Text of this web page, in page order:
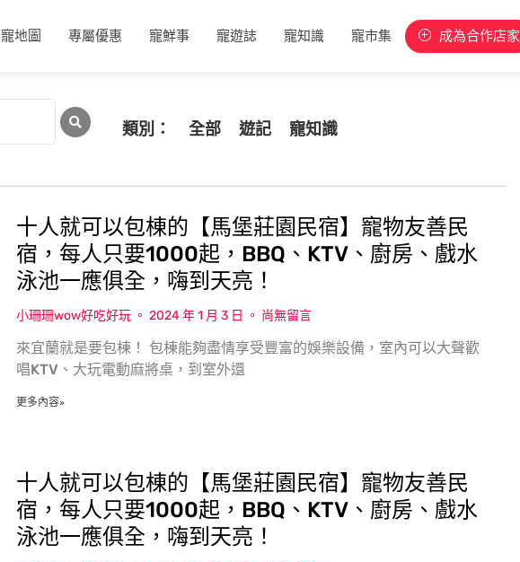
寵地圖 專屬優惠 寵鮮事 寵遊誌 寵知識 寵市集 成為合作店家
類別： 全部 遊記 寵知識
十人就可以包棟的【馬堡莊園民宿】寵物友善民
宿，每人只要1000起，BBQ、KTV、廚房、戲水
泳池一應俱全，嗨到天亮！
小珊珊wow好吃好玩 2024 年 1 月 3 日 尚無留言
來宜蘭就是要包棟！ 包棟能夠盡情享受豐富的娛樂設備，室內可以大聲歡
唱KTV、大玩電動麻將桌，到室外還
更多內容»
十人就可以包棟的【馬堡莊園民宿】寵物友善民
宿，每人只要1000起，BBQ、KTV、廚房、戲水
泳池一應俱全，嗨到天亮！